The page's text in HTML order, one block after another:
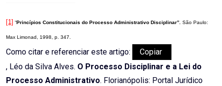
[1] “Princípios Constitucionais do Processo Administrativo Disciplinar”. São Paulo:
Max Limonad, 1998, p. 347.
Como citar e referenciar este artigo:
Copiar
, Léo da Silva Alves. O Processo Disciplinar e a Lei do
Processo Administrativo. Florianópolis: Portal Jurídico